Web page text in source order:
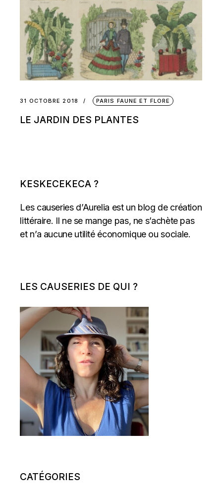
31 OCTOBRE 2018 PARIS FAUNE ET FLORE
LE JARDIN DES PLANTES
KESKECEKECA ?
Les causeries d’Aurelia est un blog de création
littéraire. Il ne se mange pas, ne s’achète pas
et n’a aucune utilité économique ou sociale.
LES CAUSERIES DE QUI ?
CATÉGORIES